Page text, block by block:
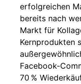
erfolgreichen
bereits nach
Markt für
Kernprodukten
Facebook-
70 %